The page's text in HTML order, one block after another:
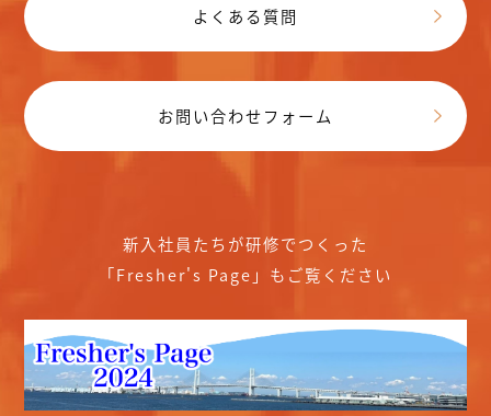
よくある質問
お問い合わせフォーム
新入社員たちが研修でつくった
「Fresher's Page」もご覧ください